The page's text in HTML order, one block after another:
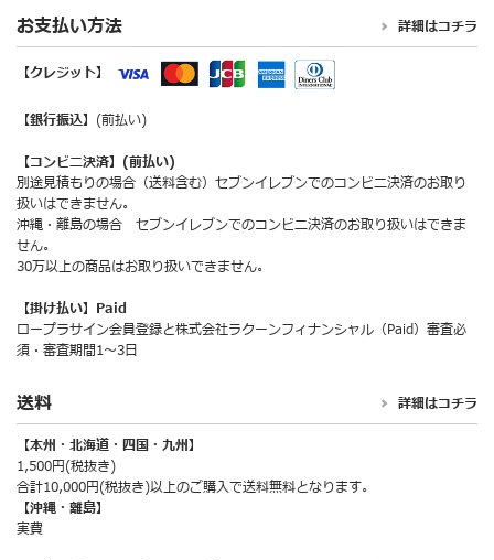
お支払い方法 詳細はコチラ
【クレジット】
【銀行振込】 (前払い)
【コンビニ決済】(前払い)
別途見積もりの場合（送料含む）セブンイレブンでのコンビニ決済のお取り
扱いはできません。
沖縄・離島の場合 セブンイレブンでのコンビニ決済のお取り扱いはできま
せん。
30万以上の商品はお取り扱いできません。
【掛け払い】Paid
ロープラサイン会員登録と株式会社ラクーンフィナンシャル（Paid）審査必
須・審査期間1～3日
送料 詳細はコチラ
【本州・北海道・四国・九州】
1,500円(税抜き)
合計10,000円(税抜き)以上のご購入で送料無料となります。
【沖縄・離島】
実費